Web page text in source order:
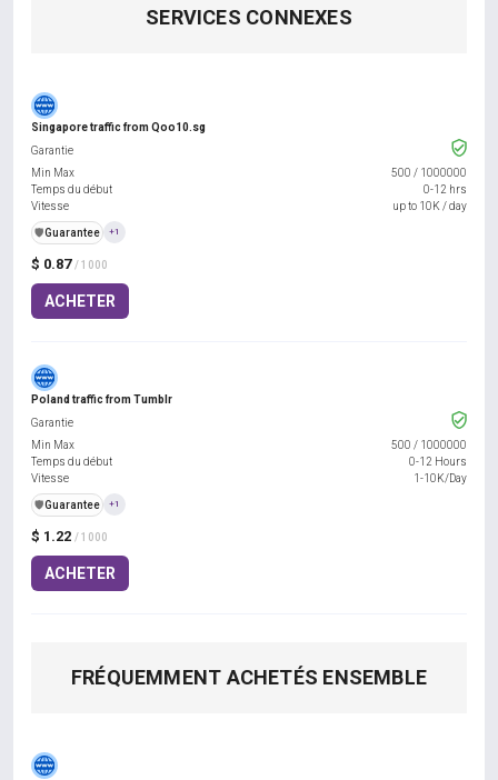
SERVICES CONNEXES
Singapore traffic from Qoo10.sg
$ 0.87 / 1000
ACHETER
Garantie
Min Max
500 / 1000000
Temps du début
0-12 hrs
Vitesse
up to 10K / day
️🛡️Guarantee +1
Poland traffic from Tumblr
$ 1.22 / 1000
ACHETER
Garantie
Min Max
500 / 1000000
Temps du début
0-12 Hours
Vitesse
1-10K/Day
️🛡️Guarantee +1
FRÉQUEMMENT ACHETÉS ENSEMBLE